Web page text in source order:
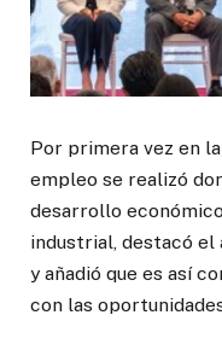
Por primera vez en
empleo se realizó
desarrollo
industrial, destacó el
y añadió que es así
con las